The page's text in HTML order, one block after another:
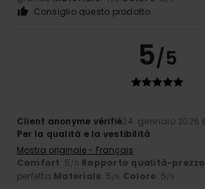
Consiglio questo prodotto
5/5
Client anonyme vérifié24. gennaio 2026
Per la qualità e la vestibilità
Mostra originale - Français
Comfort: 5/5 Rapporto qualità-prezzo
perfetta Materiale: 5/5 Colore: 5/5